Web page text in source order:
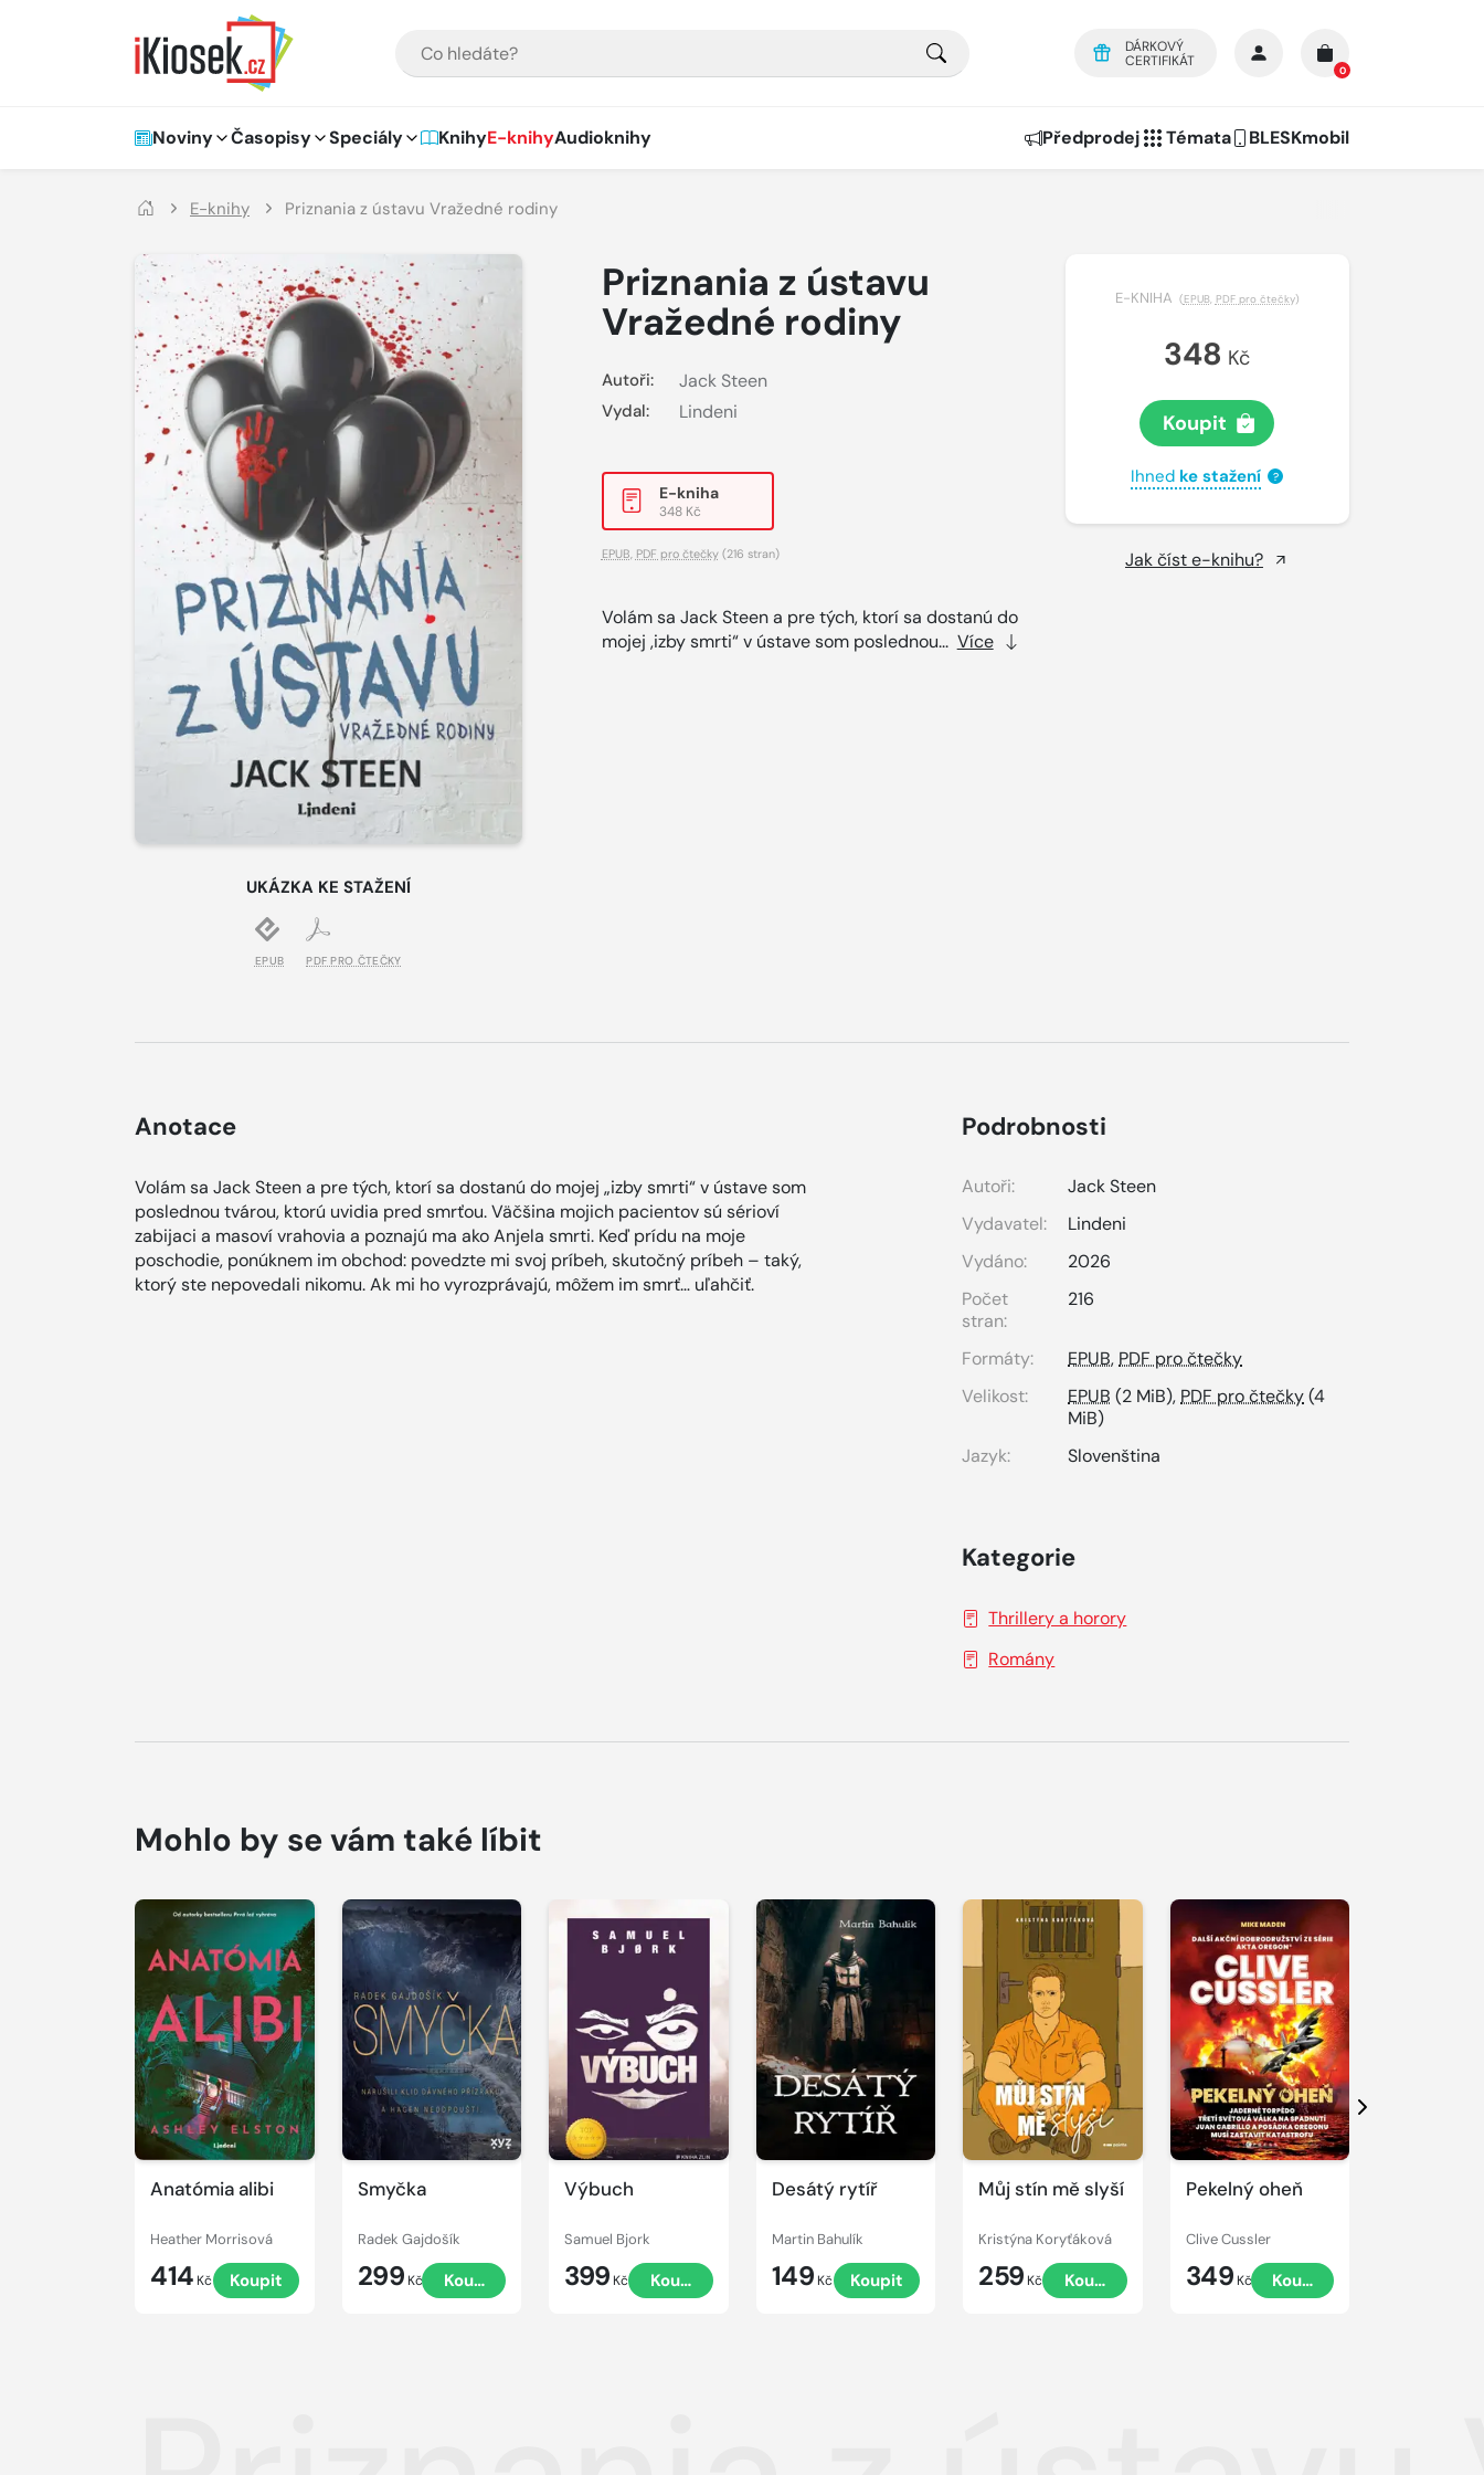
DÁRKOVÝ
CERTIFIKÁT
0
Hlavní navigace
Noviny Časopisy Speciály KnihyE-knihyAudioknihy Předprodej Témata BLESKmobil
E-knihy Priznania z ústavu Vražedné rodiny
UKÁZKA KE STAŽENÍ
EPUB PDF PRO ČTEČKY
Priznania z ústavu
Vražedné rodiny
Autoři: Jack Steen
Vydal: Lindeni
E-kniha
348 Kč
EPUB PDF pro čtečky(216 stran)
Volám sa Jack Steen a pre tých, ktorí sa dostanú do
mojej ,izby smrti“ v ústave som poslednou... Více
E-KNIHA (EPUB, PDF pro čtečky)
348 Kč
Koupit
Ihned ke stažení ?
Jak číst e-knihu?
Anotace
Volám sa Jack Steen a pre tých, ktorí sa dostanú do mojej „izby smrti“ v ústave som
poslednou tvárou, ktorú uvidia pred smrťou. Väčšina mojich pacientov sú sérioví
zabijaci a masoví vrahovia a poznajú ma ako Anjela smrti. Keď prídu na moje
poschodie, ponúknem im obchod: povedzte mi svoj príbeh, skutočný príbeh – taký,
ktorý ste nepovedali nikomu. Ak mi ho vyrozprávajú, môžem im smrť… uľahčiť.
Podrobnosti
Autoři:
Jack Steen
Vydavatel:
Lindeni
Vydáno:
2026
Počet
stran:
216
Formáty: EPUB,PDF pro čtečky
Velikost:
EPUB (2 MiB),PDF pro čtečky(4
MiB)
Jazyk:
Slovenština
Kategorie
Thrillery a horory
Romány
Mohlo by se vám také líbit
Anatómia alibi
Heather Morrisová
414 Kč Koupit
Smyčka
Radek Gajdošík
299 Kč Koupit
Výbuch
Samuel Bjork
399 Kč Koupit
Desátý rytíř
Martin Bahulík
149 Kč Koupit
Můj stín mě slyší
Kristýna Koryťáková
259 Kč Koupit
Pekelný oheň
Clive Cussler
349 Kč Koupit
Další